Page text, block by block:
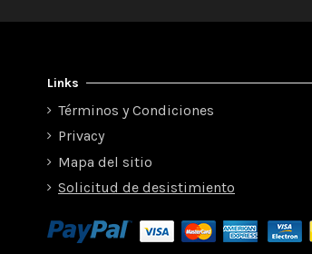
Links
Términos y Condiciones
Privacy
Mapa del sitio
Solicitud de desistimiento